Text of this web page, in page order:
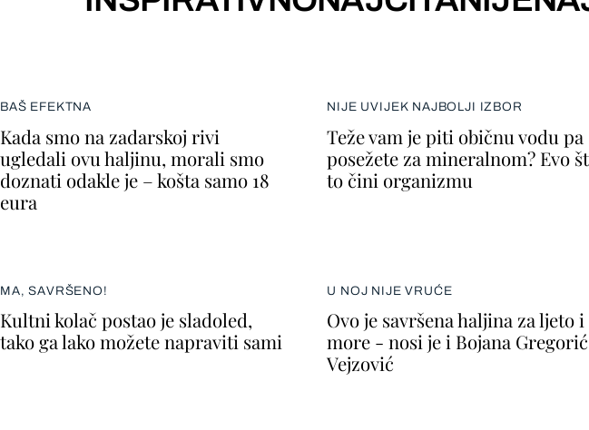
BAŠ EFEKTNA
Kada smo na zadarskoj rivi
ugledali ovu haljinu, morali smo
doznati odakle je – košta samo 18
eura
NIJE UVIJEK NAJBOLJI IZBOR
Teže vam je piti običnu vodu pa
posežete za mineralnom? Evo
to čini organizmu
MA, SAVRŠENO!
Kultni kolač postao je sladoled,
tako ga lako možete napraviti sami
U NOJ NIJE VRUĆE
Ovo je savršena haljina za ljeto i
more - nosi je i Bojana Gregorić
Vejzović